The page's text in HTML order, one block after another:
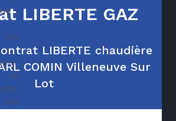
:
un
le
un
LIBERTE GAZ
LIBERTE chaudière
COMIN Villeneuve Sur
Lot